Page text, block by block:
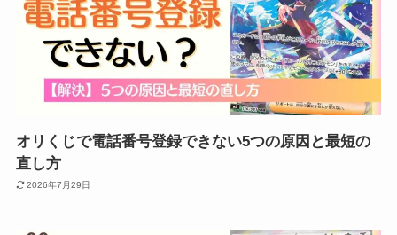
オリくじで電話番号登録できない5つの原因と最短の
直し方
2026年7月29日